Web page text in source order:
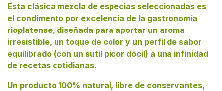
Esta clásica mezcla de especias seleccionadas es
el condimento por excelencia de la gastronomía
rioplatense, diseñada para aportar un aroma
irresistible, un toque de color y un perfil de sabor
equilibrado (con un sutil picor dócil) a una infinidad
de recetas cotidianas.
Un producto 100% natural, libre de conservantes,